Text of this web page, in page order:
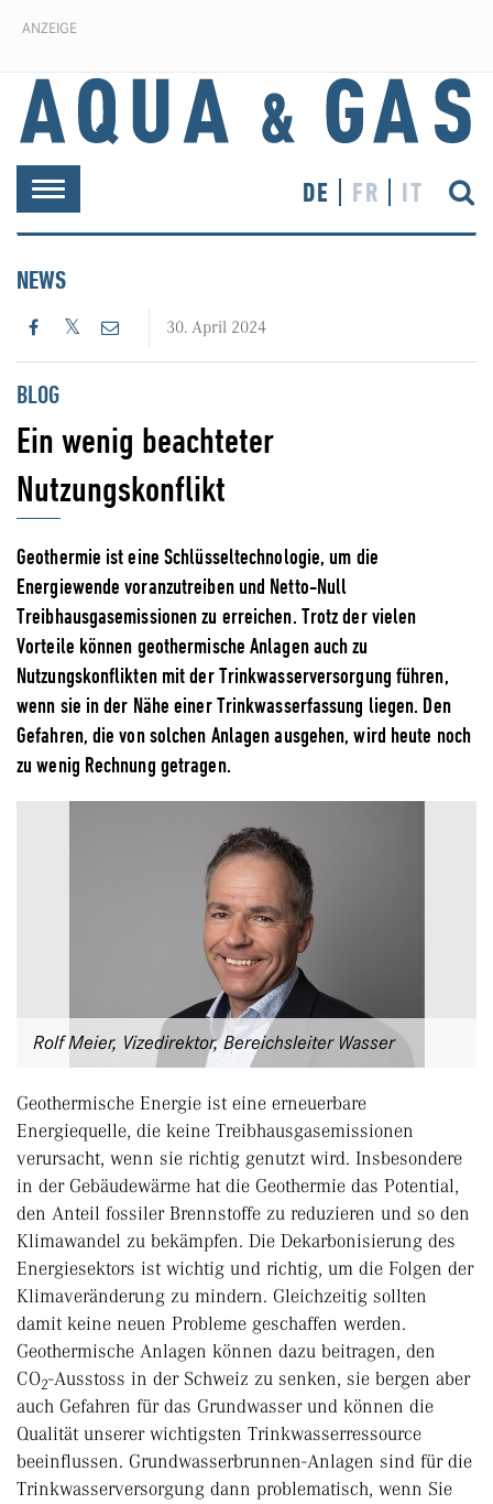
ANZEIGE
Toggle
navigation
DE FR IT
NEWS
30. April 2024
BLOG
Ein wenig beachteter
Nutzungskonflikt
Geothermie ist eine Schlüsseltechnologie, um die
Energiewende voranzutreiben und Netto-Null
Treibhausgasemissionen zu erreichen. Trotz der vielen
Vorteile können geothermische Anlagen auch zu
Nutzungskonflikten mit der Trinkwasserversorgung führen,
wenn sie in der Nähe einer Trinkwasserfassung liegen. Den
Gefahren, die von solchen Anlagen ausgehen, wird heute noch
zu wenig Rechnung getragen.
Rolf Meier, Vizedirektor, Bereichsleiter Wasser
Geothermische Energie ist eine erneuerbare
Energiequelle, die keine Treibhausgasemissionen
verursacht, wenn sie richtig genutzt wird. Insbesondere
in der Gebäudewärme hat die Geothermie das Potential,
den Anteil fossiler Brennstoffe zu reduzieren und so den
Klimawandel zu bekämpfen. Die Dekarbonisierung des
Energiesektors ist wichtig und richtig, um die Folgen der
Klimaveränderung zu mindern. Gleichzeitig sollten
damit keine neuen Probleme geschaffen werden.
Geothermische Anlagen können dazu beitragen, den
CO2-Ausstoss in der Schweiz zu senken, sie bergen aber
auch Gefahren für das Grundwasser und können die
Qualität unserer wichtigsten Trinkwasserressource
beeinflussen. Grundwasserbrunnen-Anlagen sind für die
Trinkwasserversorgung dann problematisch, wenn Sie